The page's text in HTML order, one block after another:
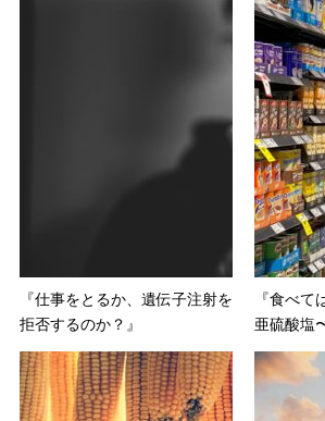
『仕事をとるか、遺伝子注射を
拒否するのか？』
『食べて
亜硫酸塩